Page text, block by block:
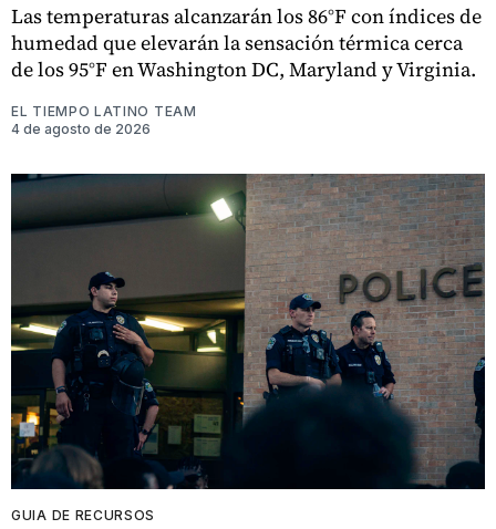
Las temperaturas alcanzarán los 86°F con índices de
humedad que elevarán la sensación térmica cerca
de los 95°F en Washington DC, Maryland y Virginia.
EL TIEMPO LATINO TEAM
4 de agosto de 2026
GUIA DE RECURSOS